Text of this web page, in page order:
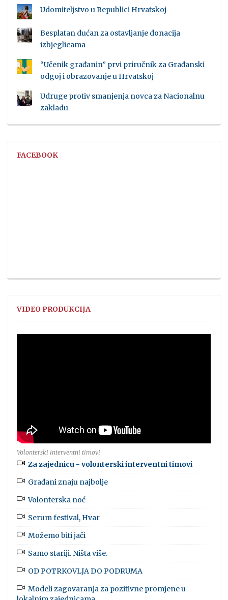
Udomiteljstvo u Republici Hrvatskoj
Besplatan dućan za ostavljanje donacija
izbjeglicama
“Učenik građanin” prvi priručnik za Građanski
odgoj i obrazovanje u Hrvatskoj
Udruge protiv smanjenja novca za Nacionalnu
zakladu
FACEBOOK
VIDEO PRODUKCIJA
Volonterski interventni timovi
Za zajednicu - volonterski interventni timovi
Građani znaju najbolje
Volonterska noć
Serum festival, Hvar
Možemo biti jači
Samo stariji. Ništa više.
OD POTRKOVLJA DO PODRUMA
Modeli zagovaranja za pozitivne promjene u